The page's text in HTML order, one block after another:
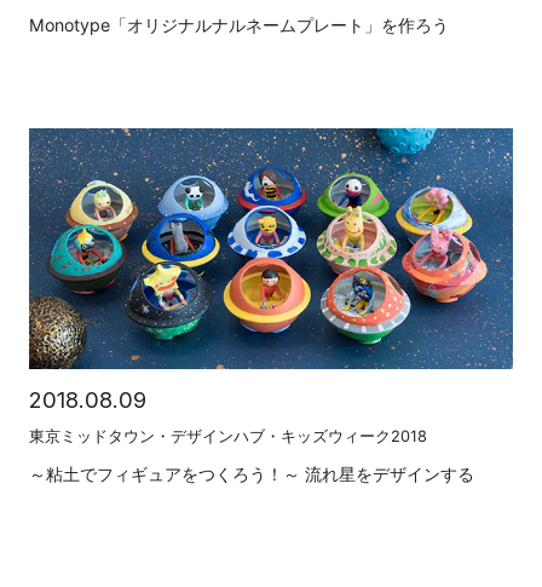
Monotype「オリジナルナルネームプレート」を作ろう
2018.08.09
東京ミッドタウン・デザインハブ・キッズウィーク2018
～粘土でフィギュアをつくろう！～ 流れ星をデザインする